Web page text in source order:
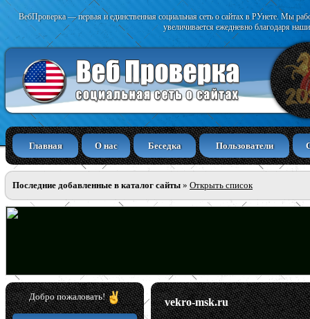
ВебПроверка — первая и единственная социальная сеть о сайтах в РУнете. Мы
увеличивается ежедневно благодаря
Главная О нас Беседка Пользователи
Последние добавленные в каталог сайты » Открыть список
Добро пожаловать! vekro-msk.ru